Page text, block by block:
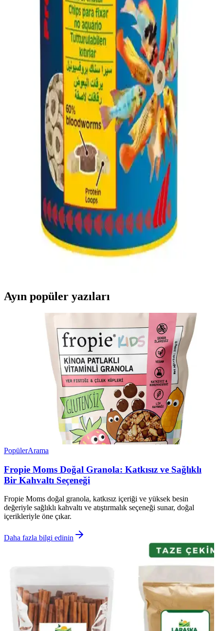
Berkley PowerBait ile Balıkçılıkta Başarıyı Artıran
Yenilikçi Yemler ve Kullanım İpuçları
Berkley PowerBait, doğal koku ve tat içeren yemleriyle balık
tutmayı kolaylaştırır, dayanıklılığı ve şekillendirilebilir yapısıyla av
Asso Universal 1000 Metre Beyaz Monofilament
Misina Balıkçılık İçin Çok Yönlü Kullanım
Asso Universal 1000 metre beyaz monofilament misina, dayanıklı
ve çok amaçlı kullanımıyla balıkçılık tutkunlarının ve
profesyonellerin tercihidir. Uzunluğu ve kalitesiyle farklı ortamlar
AlbaStar White Craft 3236 ve BAUER Ares 3.90M
Olta Kaşıkları Karşılaştırması
AlbaStar White Craft 3236 ve BAUER Ares 3.90M olta kaşıklarının
malzeme, dayanıklılık ve kullanım alanları açısından detaylı
karşılaştırması, kullanıcı yorumları ve performans analizleri içerir.
Sera Kan Kurdu Profesyonel 100 Ml Balık
Beslemede Doğal ve Sağlıklı Alternatif
Sera Kan Kurdu Profesyonel 100 Ml, yüksek oranlı yem
organizmalarıyla balıkların sağlıklı gelişimini ve doğal davranışlarını
Ayın popüler yazıları
PopülerArama
Fropie Moms Doğal Granola: Katkısız ve Sağlıklı
Bir Kahvaltı Seçeneği
Fropie Moms doğal granola, katkısız içeriği ve yüksek besin
değeriyle sağlıklı kahvaltı ve atıştırmalık seçeneği sunar, doğal
içerikleriyle öne çıkar.
Daha fazla bilgi edinin